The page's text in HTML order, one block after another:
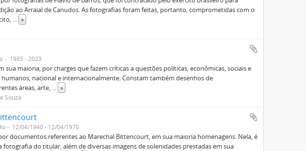
ao Arraial de Canudos. As fotografias foram feitas, portanto, comprometidas com o
... »
1985 - 2023
sua maioria, por charges que fazem críticas a questões políticas, econômicas, sociais e
nacional e internacionalmente. Constam também desenhos de
áreas, arte, ... »
Souza
12/04/1940 - 12/04/1970
documentos referentes ao Marechal Bittencourt, em sua maioria homenagens. Nela, é
fotografia do titular, além de diversas imagens de solenidades prestadas em sua